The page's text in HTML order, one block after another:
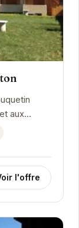
aux
l'offre